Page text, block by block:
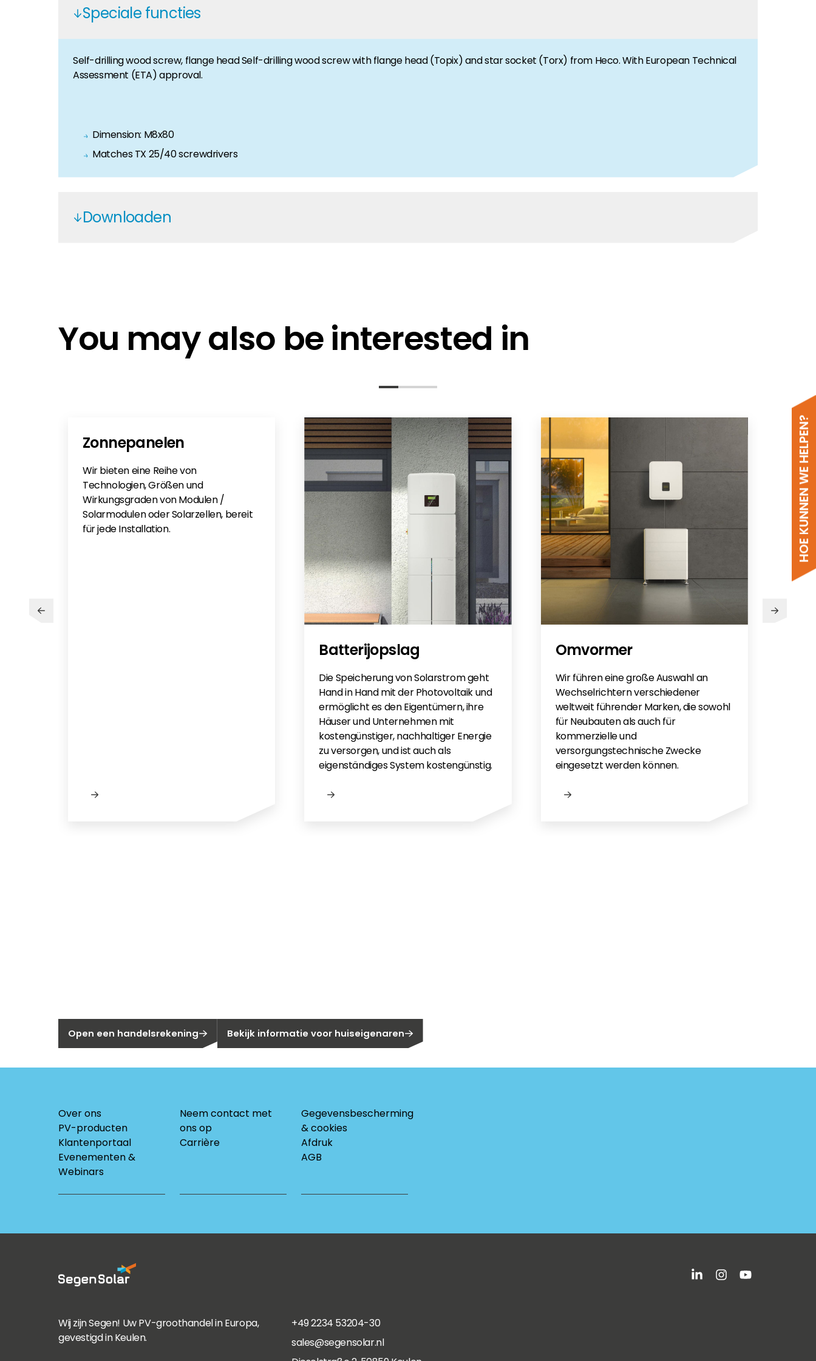
Huiseigenaar
HOE KUNNEN WE HELPEN?
Speciale functies
Self-drilling wood screw, flange head Self-drilling wood screw with flange head (Topix) and star socket (Torx) from Heco. With European Technical
Assessment (ETA) approval.
Dimension: M8x80
Matches TX 25/40 screwdrivers
Downloaden
You may also be interested in
Zonnepanelen
Wir bieten eine Reihe von
Technologien, Größen und
Wirkungsgraden von Modulen /
Solarmodulen oder Solarzellen, bereit
für jede Installation.
Batterijopslag
Die Speicherung von Solarstrom geht
Hand in Hand mit der Photovoltaik und
ermöglicht es den Eigentümern, ihre
Häuser und Unternehmen mit
kostengünstiger, nachhaltiger Energie
zu versorgen, und ist auch als
eigenständiges System kostengünstig.
Omvormer
Wir führen eine große Auswahl an
Wechselrichtern verschiedener
weltweit führender Marken, die sowohl
für Neubauten als auch für
kommerzielle und
versorgungstechnische Zwecke
eingesetzt werden können.
Open een handelsrekening Bekijk informatie voor huiseigenaren
Over ons
PV-producten
Klantenportaal
Evenementen &
Webinars
Neem contact met
ons op
Carrière
Gegevensbescherming
& cookies
Afdruk
AGB
Wij zijn Segen! Uw PV-groothandel in Europa,
gevestigd in Keulen.
+49 2234 53204-30
sales@segensolar.nl